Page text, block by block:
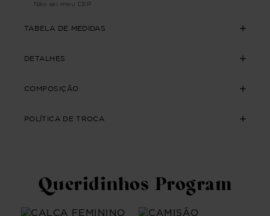
Não sei meu CEP
TABELA DE MEDIDAS
DETALHES
COMPOSIÇÃO
POLÍTICA DE TROCA
Queridinhos Program